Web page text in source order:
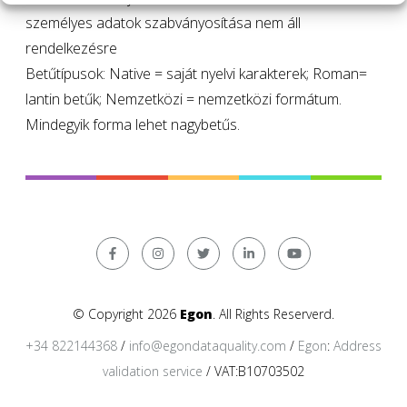
személyes adatok szabványosítása nem áll
rendelkezésre
Betűtípusok: Native = saját nyelvi karakterek; Roman=
lantin betűk; Nemzetközi = nemzetközi formátum.
Mindegyik forma lehet nagybetűs.
© Copyright 2026 Egon. All Rights Reserverd.
+34 822144368 / info@egondataquality.com / Egon: Address
validation service / VAT:B10703502